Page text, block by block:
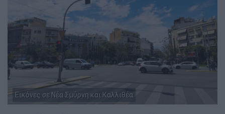
Εικόνες σε Νέα Σμύρνη και Καλλιθέα